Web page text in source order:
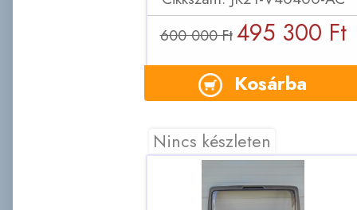
600 000 Ft 495 300 Ft
Kosárba
Nincs készleten